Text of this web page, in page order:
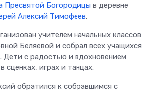
Пресвятой Богородицы в деревне
Алексий Тимофеев.
учителем начальных классов
Беляевой и собрал всех учащихся
Дети с радостью и вдохновением
сценках, играх и танцах.
обратился к собравшимся с